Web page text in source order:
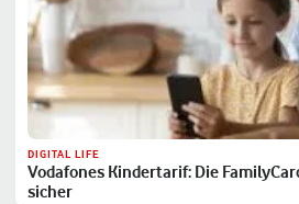
DIGITAL LIFE
Vodafones Kindertarif: Die
sicher